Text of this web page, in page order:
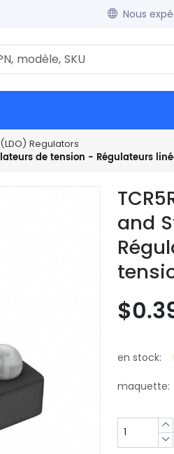
Nous
Regulators
de tension - Régulateurs
and
en stock:
maquette: